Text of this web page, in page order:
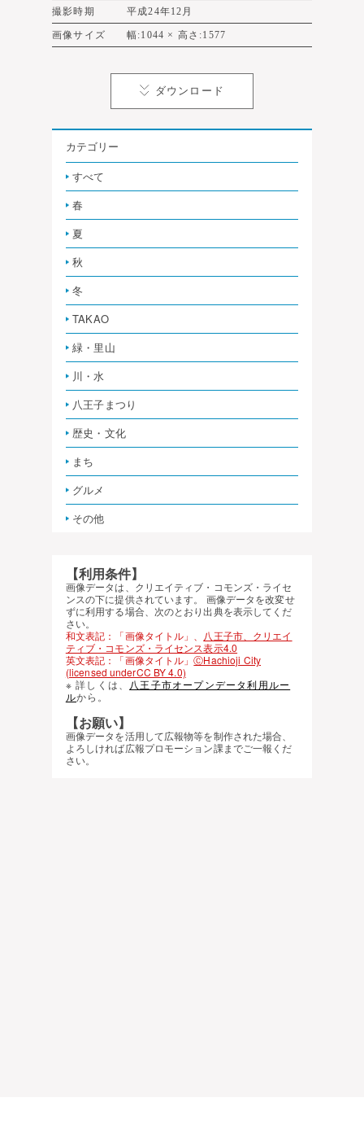
撮影時期 平成24年12月
画像サイズ 幅:1044 × 高さ:1577
ダウンロード
カテゴリー
すべて
春
夏
秋
冬
TAKAO
緑・里山
川・水
八王子まつり
歴史・文化
まち
グルメ
その他
【利用条件】
画像データは、クリエイティブ・コモンズ・ライセ
ンスの下に提供されています。 画像データを改変せ
ずに利用する場合、次のとおり出典を表示してくだ
さい。
和文表記：「画像タイトル」、 八王子市、クリエイ
ティブ・コモンズ・ライセンス表示4.0
英文表記：「画像タイトル」ⒸHachioji City
(licensed underCC BY 4.0)
※ 詳しくは、
八王子市オープンデータ利用ルー
ルから。
【お願い】
画像データを活用して広報物等を制作された場合、
よろしければ広報プロモーション課までご一報くだ
さい。